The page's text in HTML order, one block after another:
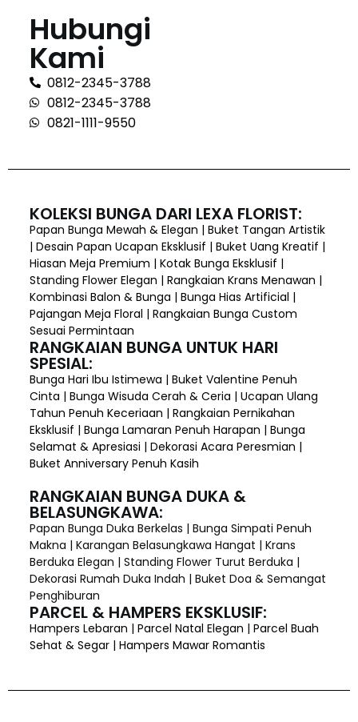
Hubungi
Kami
0812-2345-3788
0812-2345-3788
0821-1111-9550
KOLEKSI BUNGA DARI LEXA FLORIST:
Papan Bunga Mewah & Elegan | Buket Tangan Artistik
| Desain Papan Ucapan Eksklusif | Buket Uang Kreatif |
Hiasan Meja Premium | Kotak Bunga Eksklusif |
Standing Flower Elegan | Rangkaian Krans Menawan |
Kombinasi Balon & Bunga | Bunga Hias Artificial |
Pajangan Meja Floral | Rangkaian Bunga Custom
Sesuai Permintaan
RANGKAIAN BUNGA UNTUK HARI
SPESIAL:
Bunga Hari Ibu Istimewa | Buket Valentine Penuh
Cinta | Bunga Wisuda Cerah & Ceria | Ucapan Ulang
Tahun Penuh Keceriaan | Rangkaian Pernikahan
Eksklusif | Bunga Lamaran Penuh Harapan | Bunga
Selamat & Apresiasi | Dekorasi Acara Peresmian |
Buket Anniversary Penuh Kasih
RANGKAIAN BUNGA DUKA &
BELASUNGKAWA:
Papan Bunga Duka Berkelas | Bunga Simpati Penuh
Makna | Karangan Belasungkawa Hangat | Krans
Berduka Elegan | Standing Flower Turut Berduka |
Dekorasi Rumah Duka Indah | Buket Doa & Semangat
Penghiburan
PARCEL & HAMPERS EKSKLUSIF:
Hampers Lebaran | Parcel Natal Elegan | Parcel Buah
Sehat & Segar | Hampers Mawar Romantis